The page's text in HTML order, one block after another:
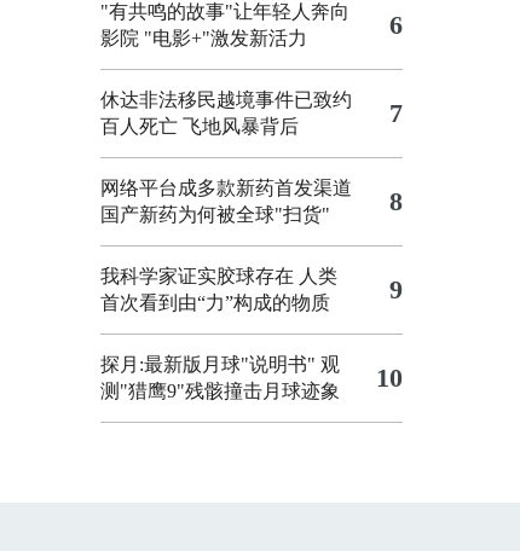
"有共鸣的故事"让年轻人奔向
影院 "电影+"激发新活力 6
休达非法移民越境事件已致约
百人死亡 飞地风暴背后 7
网络平台成多款新药首发渠道
国产新药为何被全球"扫货"
8
我科学家证实胶球存在 人类
首次看到由“力”构成的物质
9
探月:最新版月球"说明书" 观
测"猎鹰9"残骸撞击月球迹象
10